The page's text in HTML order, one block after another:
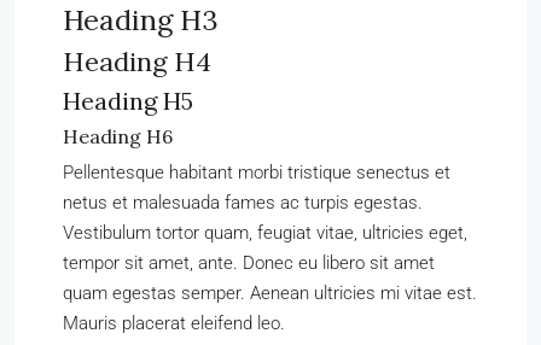
Heading H3
Heading H4
Heading H5
Heading H6
Pellentesque habitant morbi tristique senectus et
netus et malesuada fames ac turpis egestas.
Vestibulum tortor quam, feugiat vitae, ultricies eget,
tempor sit amet, ante. Donec eu libero sit amet
quam egestas semper. Aenean ultricies mi vitae est.
Mauris placerat eleifend leo.